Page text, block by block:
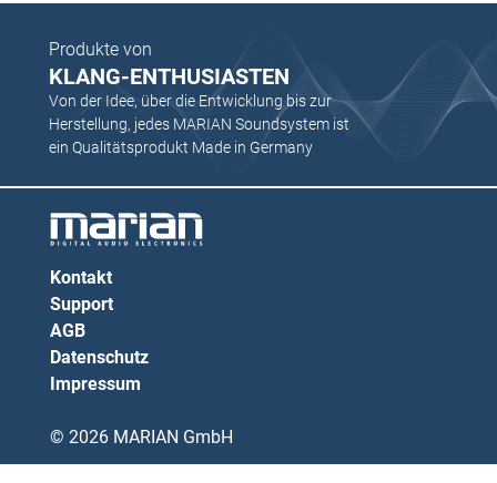
Produkte von
KLANG-ENTHUSIASTEN
Von der Idee, über die Entwicklung bis zur
Herstellung, jedes MARIAN Soundsystem ist
ein Qualitätsprodukt Made in Germany
Kontakt
Support
AGB
Datenschutz
Impressum
© 2026 MARIAN GmbH